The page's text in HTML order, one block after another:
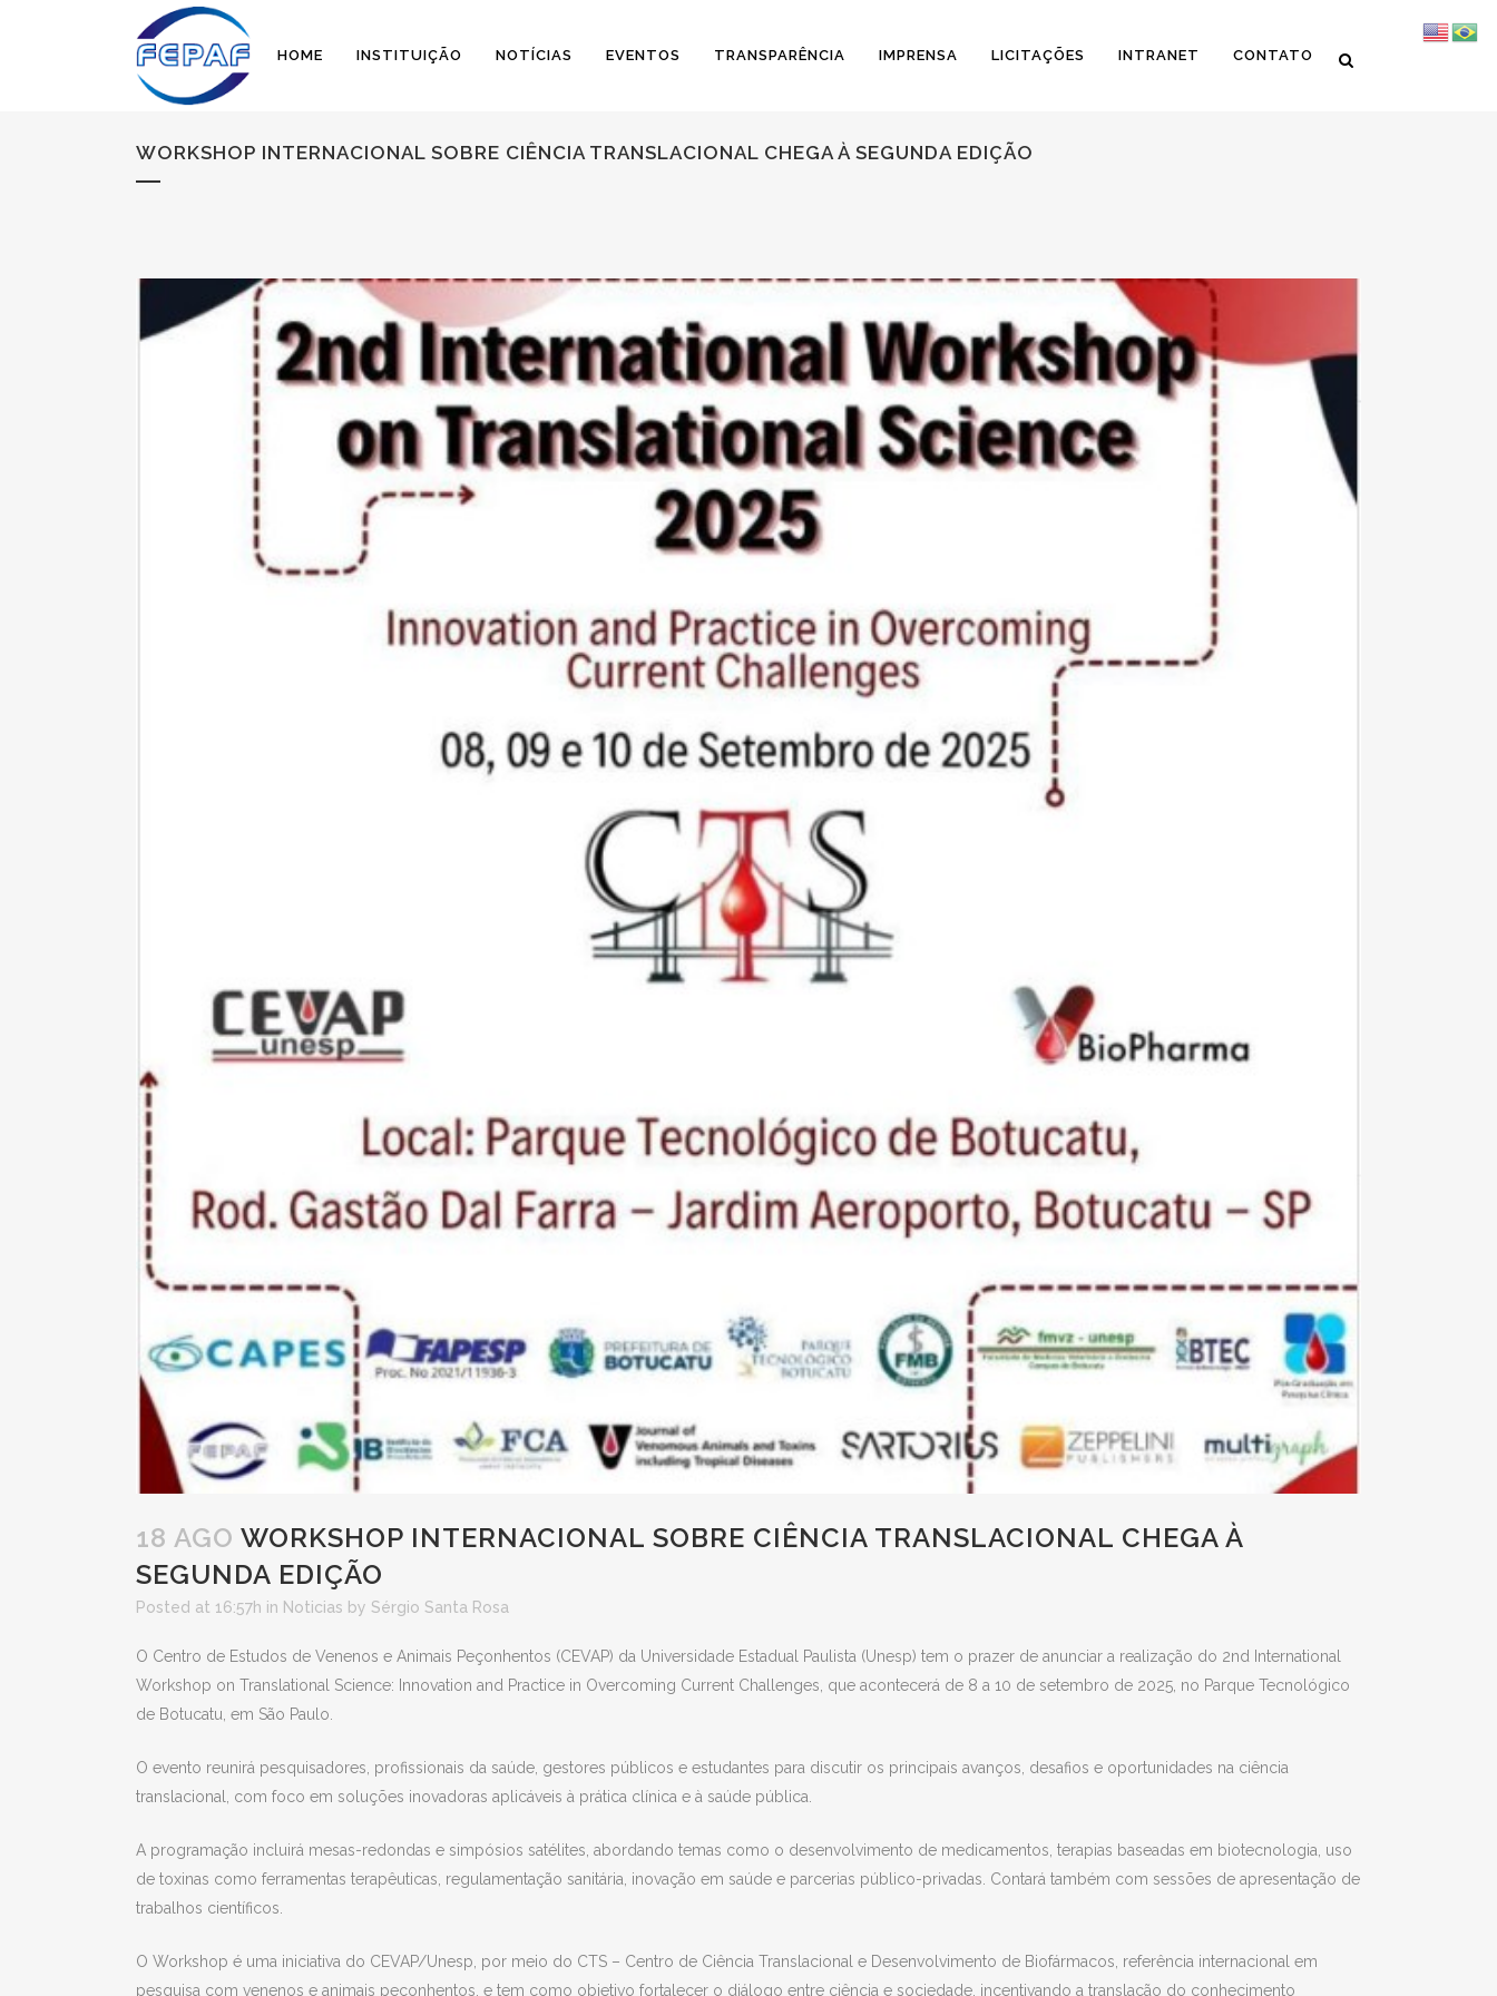
HOME INSTITUIÇÃO NOTÍCIAS EVENTOS TRANSPARÊNCIA IMPRENSA LICITAÇÕES INTRANET CONTATO
WORKSHOP INTERNACIONAL SOBRE CIÊNCIA TRANSLACIONAL CHEGA À SEGUNDA EDIÇÃO
18 AGO WORKSHOP INTERNACIONAL SOBRE CIÊNCIA TRANSLACIONAL CHEGA À
SEGUNDA EDIÇÃO
Posted at 16:57h in Noticias by Sérgio Santa Rosa
O Centro de Estudos de Venenos e Animais Peçonhentos (CEVAP) da Universidade Estadual Paulista (Unesp) tem o prazer de anunciar a realização do 2nd International
Workshop on Translational Science: Innovation and Practice in Overcoming Current Challenges, que acontecerá de 8 a 10 de setembro de 2025, no Parque Tecnológico
de Botucatu, em São Paulo.
O evento reunirá pesquisadores, profissionais da saúde, gestores públicos e estudantes para discutir os principais avanços, desafios e oportunidades na ciência
translacional, com foco em soluções inovadoras aplicáveis à prática clínica e à saúde pública.
A programação incluirá mesas-redondas e simpósios satélites, abordando temas como o desenvolvimento de medicamentos, terapias baseadas em biotecnologia, uso
de toxinas como ferramentas terapêuticas, regulamentação sanitária, inovação em saúde e parcerias público-privadas. Contará também com sessões de apresentação de
trabalhos científicos.
O Workshop é uma iniciativa do CEVAP/Unesp, por meio do CTS – Centro de Ciência Translacional e Desenvolvimento de Biofármacos, referência internacional em
pesquisa com venenos e animais peçonhentos, e tem como objetivo fortalecer o diálogo entre ciência e sociedade, incentivando a translação do conhecimento